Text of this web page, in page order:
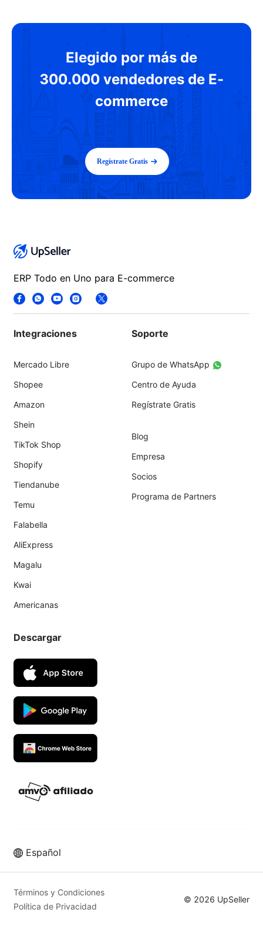
Vende más en los mejores
Elegido por más de
300.000 vendedores de E-
commerce
Regístrate Gratis
ERP Todo en Uno para E-commerce
Integraciones
Mercado Libre
Shopee
Amazon
Shein
TikTok Shop
Shopify
Tiendanube
Temu
Falabella
AliExpress
Magalu
Kwai
Americanas
Soporte
Grupo de WhatsApp
Centro de Ayuda
Regístrate Gratis
Blog
Empresa
Socios
Programa de Partners
Descargar
Español
Términos y Condiciones
Política de Privacidad
© 2026 UpSeller